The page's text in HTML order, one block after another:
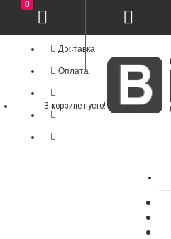
Доставка
Оплата
0
В корзине пусто!